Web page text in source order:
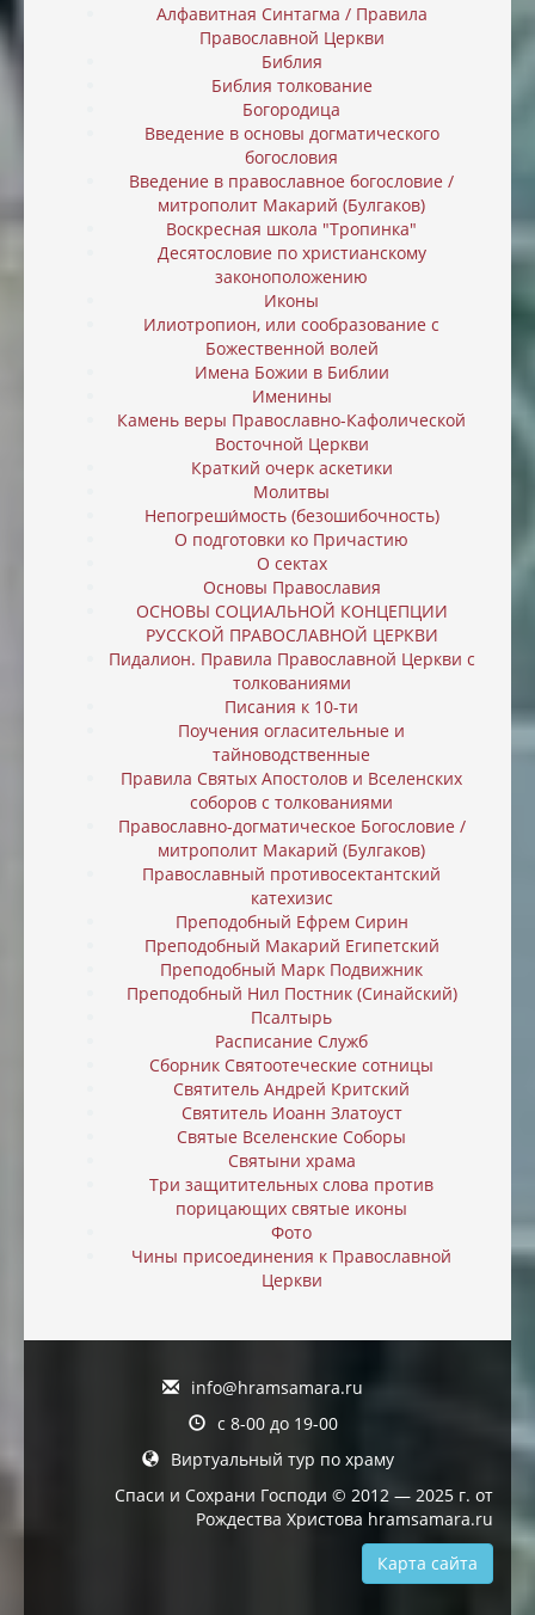
Алфавитная Синтагма / Правила
Православной Церкви
Библия
Библия толкование
Богородица
Введение в основы догматического
богословия
Введение в православное богословие /
митрополит Макарий (Булгаков)
Воскресная школа "Тропинка"
Десятословие по христианскому
законоположению
Иконы
Илиотропион, или cообразование с
Божественной волей
Имена Божии в Библии
Именины
Камень веры Православно-Кафолической
Восточной Церкви
Краткий очерк аскетики
Молитвы
Непогреши́мость (безошибочность)
О подготовки ко Причастию
О сектах
Основы Православия
ОСНОВЫ СОЦИАЛЬНОЙ КОНЦЕПЦИИ
РУССКОЙ ПРАВОСЛАВНОЙ ЦЕРКВИ
Пидалион. Правила Православной Церкви с
толкованиями
Писания к 10-ти
Поучения огласительные и
тайноводственные
Правила Святых Апостолов и Вселенских
соборов с толкованиями
Православно-догматическое Богословие /
митрополит Макарий (Булгаков)
Православный противосектантский
катехизис
Преподобный Ефрем Сирин
Преподобный Макарий Египетский
Преподобный Марк Подвижник
Преподобный Нил Постник (Синайский)
Псалтырь
Расписание Служб
Сборник Святоотеческие сотницы
Святитель Андрей Критский
Святитель Иоанн Златоуст
Святые Вселенские Соборы
Святыни храма
Три защитительных слова против
порицающих святые иконы
Фото
Чины присоединения к Православной
Церкви
info@hramsamara.ru
с 8-00 до 19-00
Виртуальный тур по храму
Спаси и Сохрани Господи © 2012 — 2025 г. от
Рождества Христова hramsamara.ru
Карта сайта